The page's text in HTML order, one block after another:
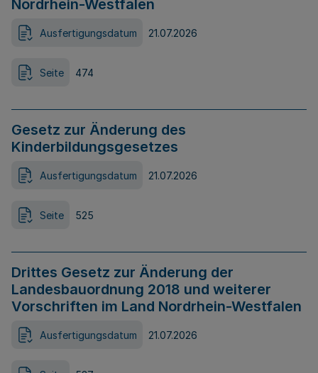
Nordrhein-Westfalen
Ausfertigungsdatum 21.07.2026
Seite 474
Gesetz zur Änderung des
Kinderbildungsgesetzes
Ausfertigungsdatum 21.07.2026
Seite 525
Drittes Gesetz zur Änderung der
Landesbauordnung 2018 und weiterer
Vorschriften im Land Nordrhein-Westfalen
Ausfertigungsdatum 21.07.2026